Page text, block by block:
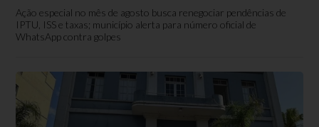
Ação especial no mês de agosto busca renegociar pendências de
IPTU, ISS e taxas; município alerta para número oficial de
WhatsApp contra golpes